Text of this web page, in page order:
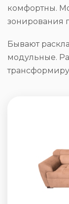
комфортны.
зонирования
Бывают
модульные.